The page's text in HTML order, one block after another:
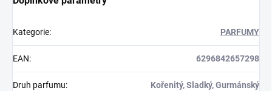
Kategorie: PARFUMY
EAN: 6296842657298
Druh parfumu: Kořenitý, Sladký, Gurmánský